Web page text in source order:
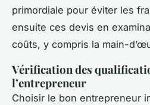
primordiale pour éviter les
ensuite ces devis en
coûts, y compris la main-
Vérification des
l’entrepreneur
Choisir le bon entrepreneur